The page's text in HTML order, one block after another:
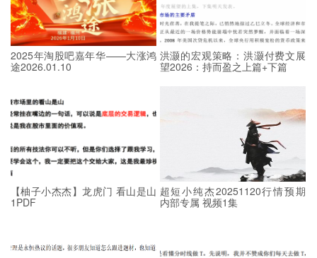
2025年淘股吧嘉年华——大涨鸿
途2026.01.10
洪灏的宏观策略：洪灏付费文展
望2026：持而盈之上篇+下篇
【柚子小杰杰】龙虎门 看山是山
1PDF
超短小纯杰20251120行情预期
内部专属 视频1集